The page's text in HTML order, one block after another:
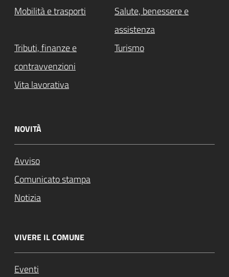
Mobilità e trasporti
Salute, benessere e
assistenza
Tributi, finanze e
contravvenzioni
Turismo
Vita lavorativa
NOVITÀ
Avviso
Comunicato stampa
Notizia
VIVERE IL COMUNE
Eventi